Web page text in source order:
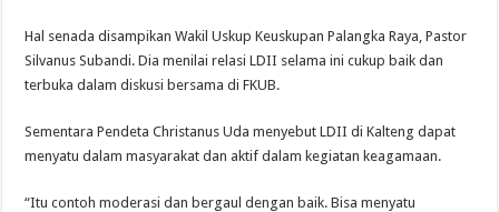
Hal senada disampikan Wakil Uskup Keuskupan Palangka Raya, Pastor
Silvanus Subandi. Dia menilai relasi LDII selama ini cukup baik dan
terbuka dalam diskusi bersama di FKUB.
Sementara Pendeta Christanus Uda menyebut LDII di Kalteng dapat
menyatu dalam masyarakat dan aktif dalam kegiatan keagamaan.
“Itu contoh moderasi dan bergaul dengan baik. Bisa menyatu